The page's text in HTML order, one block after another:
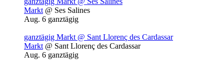
Markt @ Ses Salines
Aug. 6 ganztägig
ganztägig Markt @ Sant Llorenç des Cardassar
Markt @ Sant Llorenç des Cardassar
Aug. 6 ganztägig